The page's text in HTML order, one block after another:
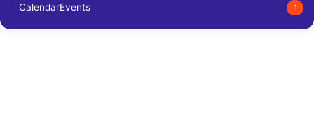
CalendarEvents 1